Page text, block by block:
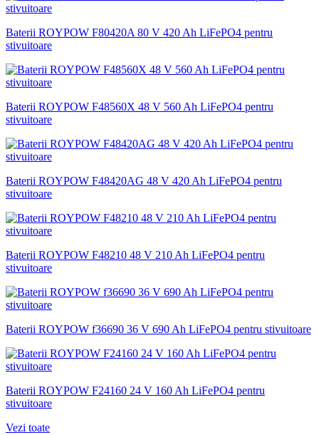
Baterii ROYPOW F80420A 80 V 420 Ah LiFePO4 pentru
stivuitoare
Baterii ROYPOW F48560X 48 V 560 Ah LiFePO4 pentru
stivuitoare
Baterii ROYPOW F48420AG 48 V 420 Ah LiFePO4 pentru
stivuitoare
Baterii ROYPOW F48210 48 V 210 Ah LiFePO4 pentru
stivuitoare
Baterii ROYPOW f36690 36 V 690 Ah LiFePO4 pentru stivuitoare
Baterii ROYPOW F24160 24 V 160 Ah LiFePO4 pentru
stivuitoare
Vezi toate